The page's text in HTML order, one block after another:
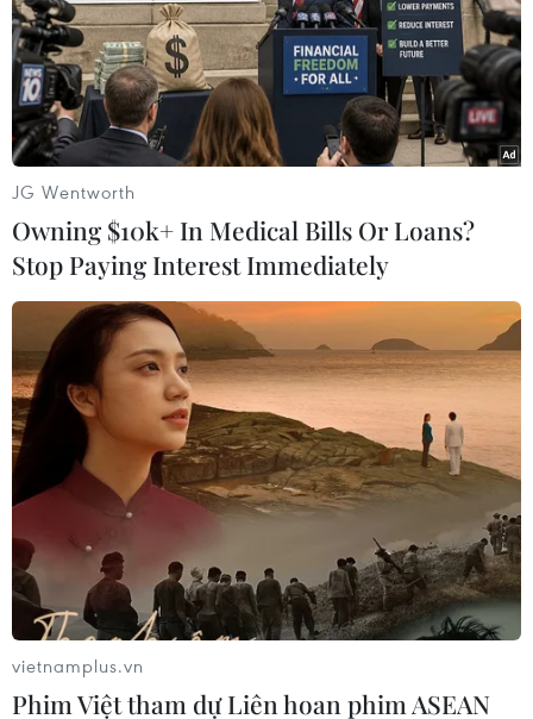
Tín dụng ước đạt 258.000 tỷ đồng, tăng 14% so
với năm trước theo xu hướng tăng trưởng có
chọn lọc và gắn liền với hiệu quả. Nợ xấu giảm
về dưới 3%. Tổng thu nhập ước đạt 10.500 tỷ
đồng, tăng 21% so với năm 2017, trong đó tăng
trưởng thu lãi và dịch vụ cải thiện nhiều so với
năm trước, nổi bật là thu dịch vụ bancassurance
đạt kết quả vượt trội.
Xác định khách hàng là trung tâm của sự phát
triển, năm 2018, Sacombank đã đẩy mạnh liên
kết cùng các đối tác uy tín trong và ngoài nước
để triển khai nhiều dự án nhằm tạo bước đột
phá trong chiến lược hiện đại hóa hệ thống
công nghệ ngân hàng số. Điển hình là hệ thống
phần mềm khởi tạo, phê duyệt và quản lý cấp
tín dụng (LOS); hệ thống quản lý quan hệ khách
hàng CRM; nâng cấp hệ thống ngân hàng lõi
T24 từ phiên bản R11 lên phiên bản R17; dự án
Basell II…
JG Wentworth
Owning $10k+ In Medical Bills Or Loans?
Stop Paying Interest Immediately
vietnamplus.vn
Phim Việt tham dự Liên hoan phim ASEAN